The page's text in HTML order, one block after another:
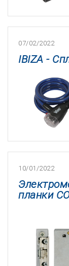
07/02/2022
IBIZA -
10/01/2022
планки